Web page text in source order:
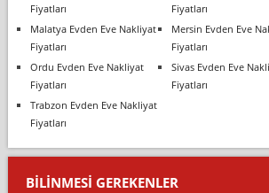
Fiyatları
Fiyatları
Malatya Evden Eve Nakliyat
Fiyatları
Mersin Evden Eve
Fiyatları
Ordu Evden Eve Nakliyat
Fiyatları
Sivas Evden Eve
Fiyatları
Trabzon Evden Eve Nakliyat
Fiyatları
BILINMESI GEREKENLER